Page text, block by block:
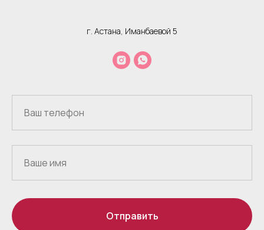
г. Астана, Иманбаевой 5
Отправить